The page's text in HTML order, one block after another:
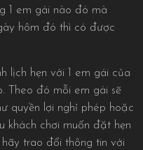
1 em gái nào đó mà
hôm đó thì có được
lịch hẹn với 1 em gái của
Theo đó mỗi em gái sẽ
quyền lợi nghỉ phép hoặc
khách chơi muốn đặt hẹn
hãy trao đổi thông tin với